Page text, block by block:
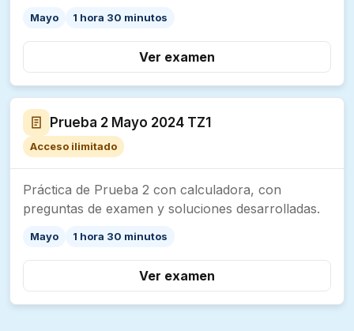
Mayo 1 hora 30 minutos
Ver examen
Prueba 2 Mayo 2024 TZ1
Acceso ilimitado
Práctica de Prueba 2 con calculadora, con
preguntas de examen y soluciones desarrolladas.
Mayo 1 hora 30 minutos
Ver examen